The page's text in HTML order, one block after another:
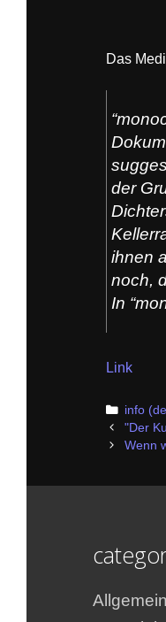
Das
der
ihnen
noch,
In
Link
info
Post
navigation
"Der
Wenn
Allgemein